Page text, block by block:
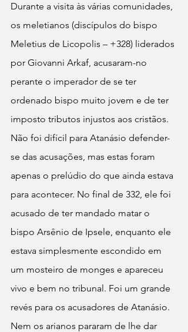
Durante a visita às várias comunidades,
os meletianos (discípulos do bispo
Meletius de Licopolis – +328) liderados
por Giovanni Arkaf, acusaram-no
perante o imperador de se ter
ordenado bispo muito jovem e de ter
imposto tributos injustos aos cristãos.
Não foi difícil para Atanásio defender-
se das acusações, mas estas foram
apenas o prelúdio do que ainda estava
para acontecer. No final de 332, ele foi
acusado de ter mandado matar o
bispo Arsênio de Ipsele, enquanto ele
estava simplesmente escondido em
um mosteiro de monges e apareceu
vivo e bem no tribunal. Foi um grande
revés para os acusadores de Atanásio.
Nem os arianos pararam de lhe dar